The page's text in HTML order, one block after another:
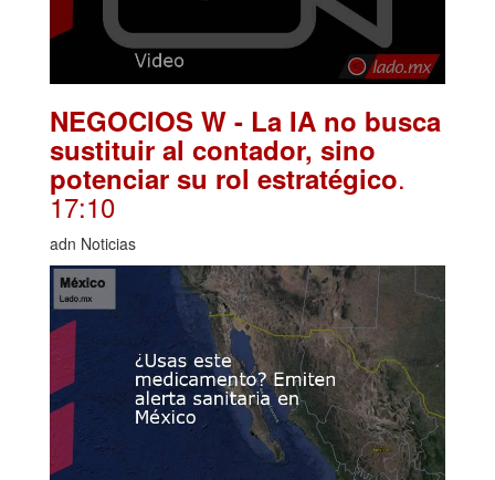
NEGOCIOS W - La IA no busca
sustituir al contador, sino
potenciar su rol estratégico.
17:10
adn Noticias